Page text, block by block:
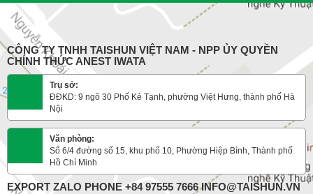
CÔNG TY TNHH TAISHUN VIỆT NAM - NPP ỦY QUYỀN
CHÍNH THỨC ANEST IWATA
Trụ sở:
ĐĐKD: 9 ngõ 30 Phố Kẻ Tạnh, phường Việt Hưng, thành phố Hà
Nội
Văn phòng:
Số 6/4 đường số 15, khu phố 10, Phường Hiệp Bình, Thành phố
Hồ Chí Minh
EXPORT ZALO PHONE +84 97555 7666 INFO@TAISHUN.VN